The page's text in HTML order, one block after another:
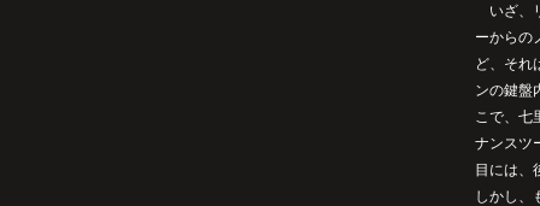
いざ、
ーからの
ど、それ
ンの鍵盤
こで、七
ナンスツ
目には、
しかし、